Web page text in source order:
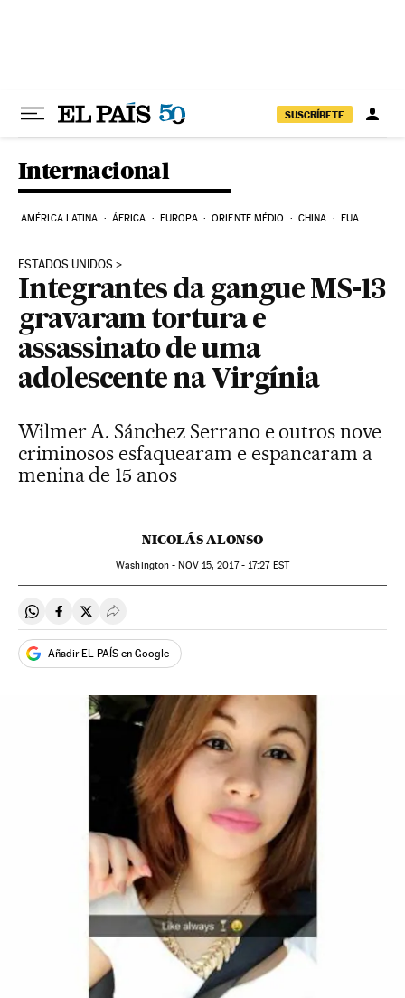
SUSCRÍBETE
Internacional
AMÉRICA LATINA ÁFRICA EUROPA ORIENTE MÉDIO CHINA EUA
ESTADOS UNIDOS
Integrantes da gangue MS-13
gravaram tortura e
assassinato de uma
adolescente na Virgínia
Wilmer A. Sánchez Serrano e outros nove
criminosos esfaquearam e espancaram a
menina de 15 anos
NICOLÁS ALONSO
Washington -NOV15, 2017 - 17:27EST
Compartir en Whatsapp
Compartir en Facebook
Compartir en Twitter
Desplegar Redes Sociales
Añadir EL PAÍS en Google